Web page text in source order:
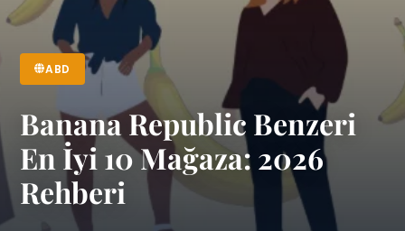
ABD
Banana Republic Benzeri
En İyi 10 Mağaza: 2026
Rehberi